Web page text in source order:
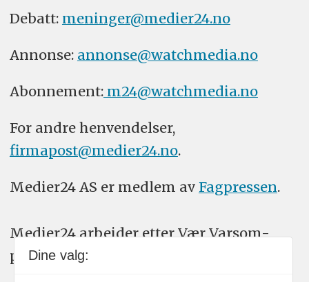
Debatt: meninger@medier24.no
Annonse: annonse@watchmedia.no
Abonnement:m24@watchmedia.no
For andre henvendelser,
firmapost@medier24.no.
Medier24 AS er medlem av Fagpressen.
Medier24 arbeider etter Vær Varsom-
plakatens regler for god presseskikk.
Dine valg: